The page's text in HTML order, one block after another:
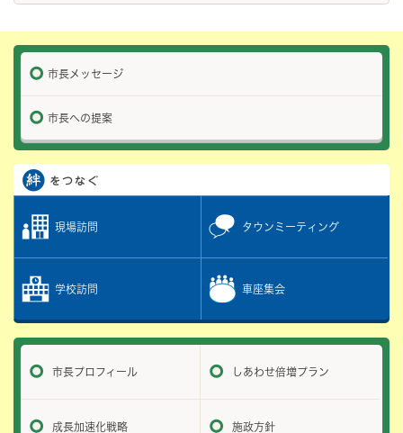
市長メッセージ
市長への提案
現場訪問 タウンミーティング
学校訪問 車座集会
市長プロフィール しあわせ倍増プラン
成長加速化戦略 施政方針